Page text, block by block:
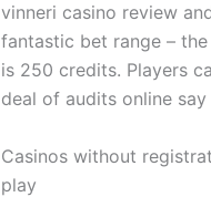
vinneri casino review
fantastic bet range –
is 250 credits. Players
deal of audits online
Casinos without
play